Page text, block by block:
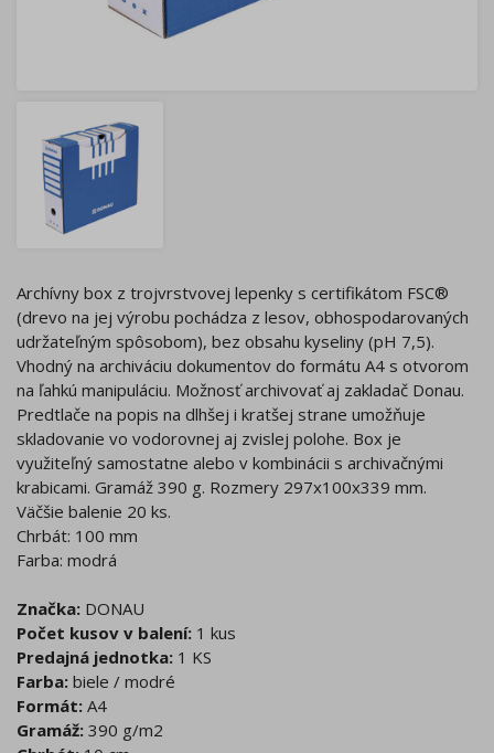
Archívny box z trojvrstvovej lepenky s certifikátom FSC®
(drevo na jej výrobu pochádza z lesov, obhospodarovaných
udržateľným spôsobom), bez obsahu kyseliny (pH 7,5).
Vhodný na archiváciu dokumentov do formátu A4 s otvorom
na ľahkú manipuláciu. Možnosť archivovať aj zakladač Donau.
Predtlače na popis na dlhšej i kratšej strane umožňuje
skladovanie vo vodorovnej aj zvislej polohe. Box je
využiteľný samostatne alebo v kombinácii s archivačnými
krabicami. Gramáž 390 g. Rozmery 297x100x339 mm.
Väčšie balenie 20 ks.
Chrbát: 100 mm
Farba: modrá
Značka: DONAU
Počet kusov v balení: 1 kus
Predajná jednotka: 1 KS
Farba: biele / modré
Formát: A4
Gramáž: 390 g/m2